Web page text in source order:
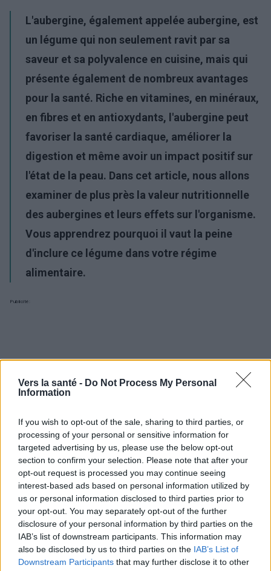
Vers la santé - Do Not Process My Personal
Information
If you wish to opt-out of the sale, sharing to third parties, or
processing of your personal or sensitive information for
targeted advertising by us, please use the below opt-out
section to confirm your selection. Please note that after your
opt-out request is processed you may continue seeing
interest-based ads based on personal information utilized by
us or personal information disclosed to third parties prior to
your opt-out. You may separately opt-out of the further
disclosure of your personal information by third parties on the
IAB’s list of downstream participants. This information may
also be disclosed by us to third parties on the IAB’s List of
Downstream Participants that may further disclose it to other
L'aubergine, également appelée aubergine, est
un légume qui non seulement ravit par sa
saveur et sa polyvalence en cuisine, mais qui
présente également de nombreux avantages
pour la santé. Riche en vitamines, en minéraux,
en fibres et en antioxydants, l'aubergine peut
favoriser la santé cardiaque, améliorer la
digestion et même avoir un impact positif sur
l'état de la peau. Dans cet article, nous allons
examiner de plus près la valeur nutritionnelle
des aubergines et leurs effets sur l'organisme.
Vous apprendrez pourquoi il vaut la peine
d'inclure ce légume dans votre régime
alimentaire.
Publicité:
Utile? Partagez-le sur Facebook!
Vous voulez rester informé ? Suivez-
G oog le